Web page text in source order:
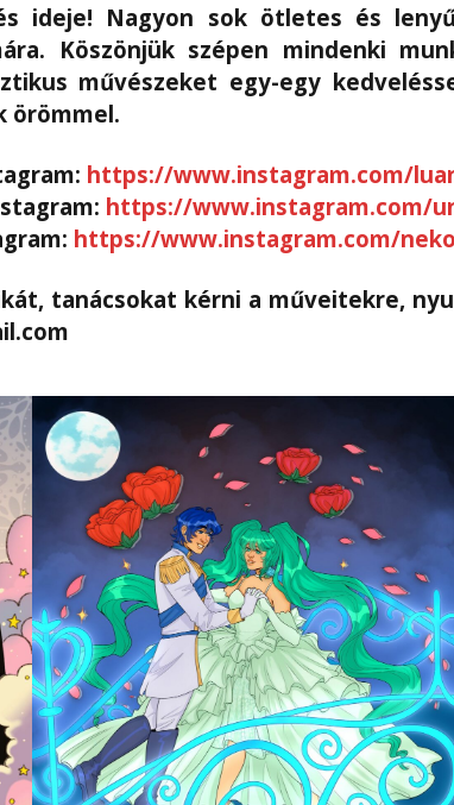
ideje! Nagyon sok ötletes és
Köszönjük szépen mindenki
művészeket egy-egy
örömmel.
https://www.instagram.com/
https://www.instagram.com/
https://www.instagram.com/
tanácsokat kérni a műveitekre,